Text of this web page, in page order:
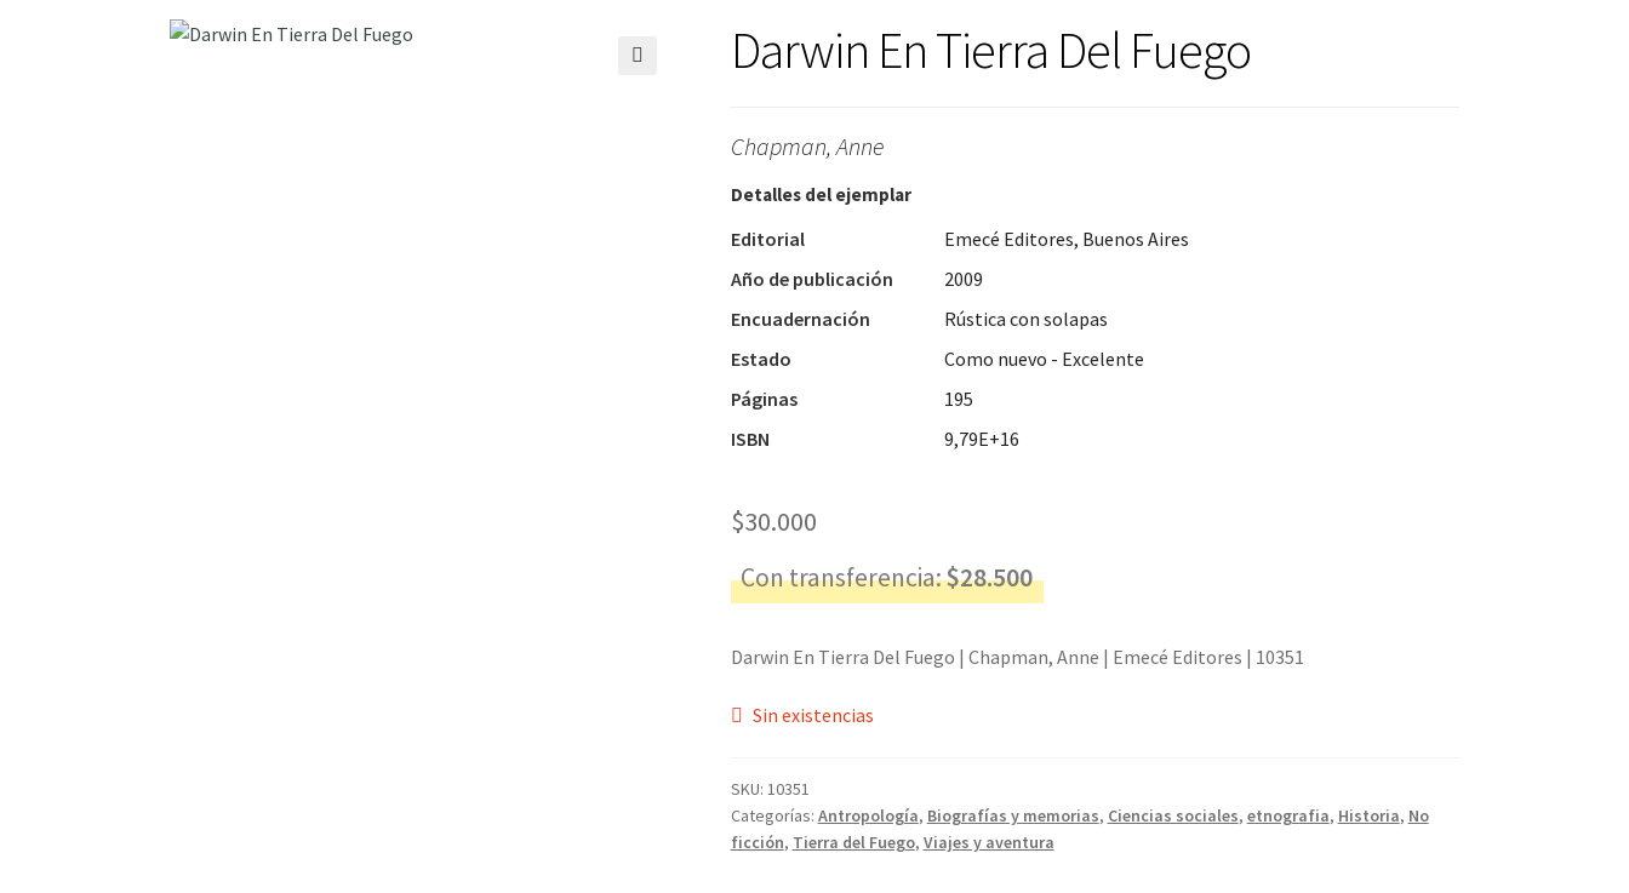
Darwin En Tierra Del Fuego
Chapman, Anne
Detalles del ejemplar
Editorial
Emecé Editores, Buenos Aires
Año de publicación
2009
Encuadernación
Rústica con solapas
Estado
Como nuevo - Excelente
Páginas
195
ISBN
9,79E+16
$30.000
Con transferencia:$28.500
Darwin En Tierra Del Fuego | Chapman, Anne | Emecé Editores | 10351
Sin existencias
SKU: 10351
Categorías: Antropología, Biografías y memorias, Ciencias sociales, etnografia, Historia, No
ficción, Tierra del Fuego, Viajes y aventura